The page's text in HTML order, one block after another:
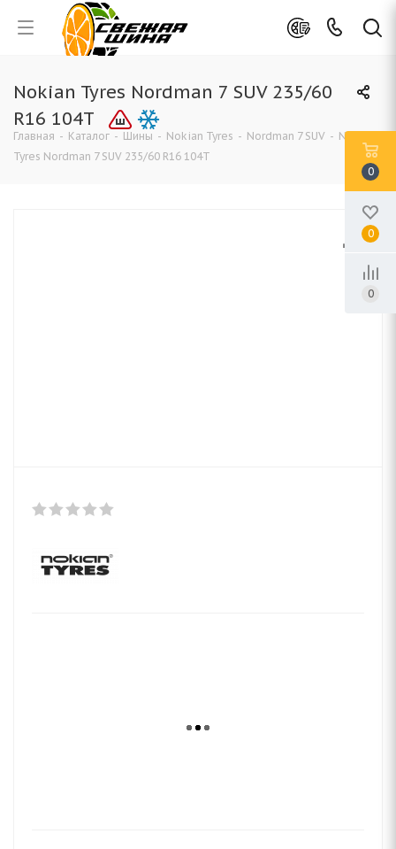
Nokian Tyres Nordman 7 SUV 235/60
R16 104T
Главная - Каталог - Шины - Nokian Tyres - Nordman 7 SUV - Nokian
Tyres Nordman 7 SUV 235/60 R16 104T
0
0
0